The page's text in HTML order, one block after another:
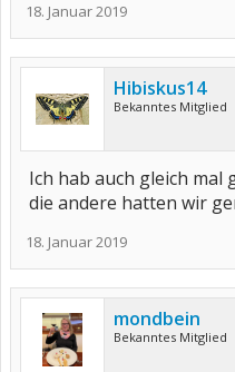
18. Januar 2019
Hibiskus14
Bekanntes Mitglied
Ich hab auch gleich mal
die andere hatten wir
18. Januar 2019
mondbein
Bekanntes Mitglied